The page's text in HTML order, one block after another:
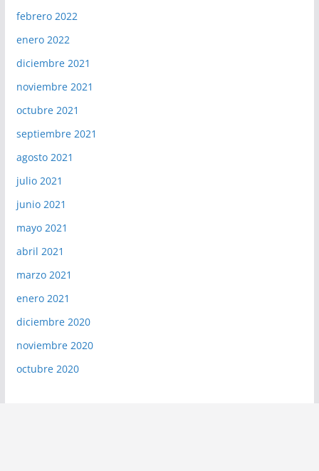
febrero 2022
enero 2022
diciembre 2021
noviembre 2021
octubre 2021
septiembre 2021
agosto 2021
julio 2021
junio 2021
mayo 2021
abril 2021
marzo 2021
enero 2021
diciembre 2020
noviembre 2020
octubre 2020